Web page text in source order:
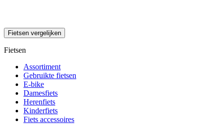
Fietsen vergelijken
Fietsen
Assortiment
Gebruikte fietsen
E-bike
Damesfiets
Herenfiets
Kinderfiets
Fiets accessoires